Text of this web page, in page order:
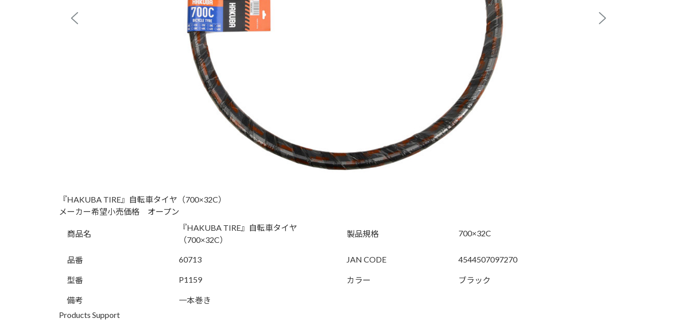
『HAKUBA TIRE』自転車タイヤ（700×32C）
メーカー希望小売価格 オープン
商品名
『HAKUBA TIRE』自転車タイヤ
（700×32C）
製品規格 700×32C
品番 60713 JAN CODE 4544507097270
型番 P1159 カラー ブラック
備考
一本巻き
Products Support